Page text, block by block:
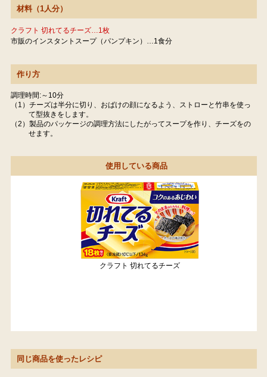
材料（1人分）
クラフト 切れてるチーズ…1枚
市販のインスタントスープ（パンプキン）…1食分
作り方
調理時間:～10分
（1）チーズは半分に切り、おばけの顔になるよう、ストローと竹串を使っ
て型抜きをします。
（2）製品のパッケージの調理方法にしたがってスープを作り、チーズをの
せます。
使用している商品
クラフト 切れてるチーズ
同じ商品を使ったレシピ